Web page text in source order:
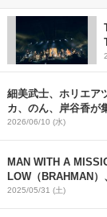
細美武士、ホリエア
カ、のん、岸谷香が
ョンが実現した『
2026/06/10 (水)
MAN WITH A
LOW（BRAHMAN
ペシャルセッション
濃厚レポート！
2025/05/31 (土)